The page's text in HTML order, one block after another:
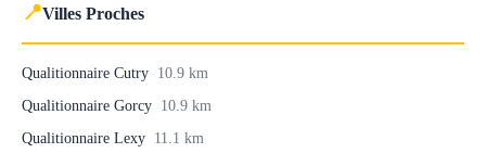
📍Villes Proches
Qualitionnaire Cutry 10.9 km
Qualitionnaire Gorcy 10.9 km
Qualitionnaire Lexy 11.1 km